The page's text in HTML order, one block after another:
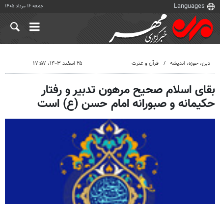
جمعه ۱۶ مرداد ۱۴۰۵
دين، حوزه، انديشه قرآن و عترت ۲۵ اسفند ۱۴۰۳، ۱۷:۵۷
بقای اسلام صحیح مرهون تدبیر و رفتار
حکیمانه و صبورانه امام حسن (ع) است